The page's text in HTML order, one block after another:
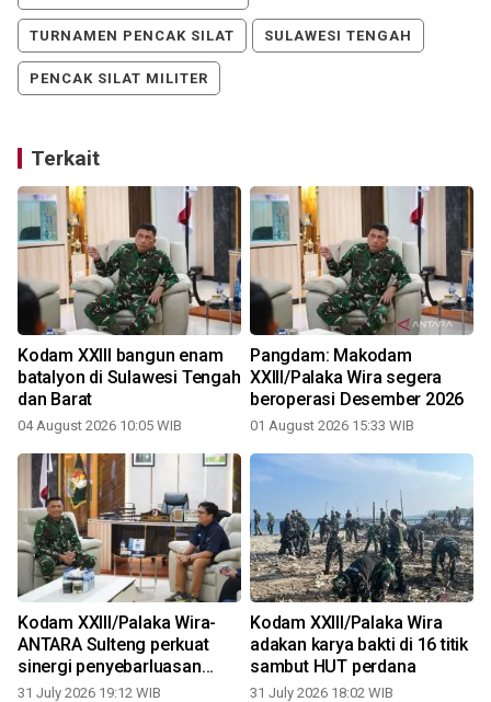
TURNAMEN PENCAK SILAT SULAWESI TENGAH
PENCAK SILAT MILITER
Terkait
Kodam XXIII bangun enam
batalyon di Sulawesi Tengah
dan Barat
04 August 2026 10:05 WIB
Pangdam: Makodam
XXIII/Palaka Wira segera
beroperasi Desember 2026
01 August 2026 15:33 WIB
Kodam XXIII/Palaka Wira-
ANTARA Sulteng perkuat
sinergi penyebarluasan
informasi
31 July 2026 19:12 WIB
Kodam XXIII/Palaka Wira
adakan karya bakti di 16 titik
sambut HUT perdana
31 July 2026 18:02 WIB